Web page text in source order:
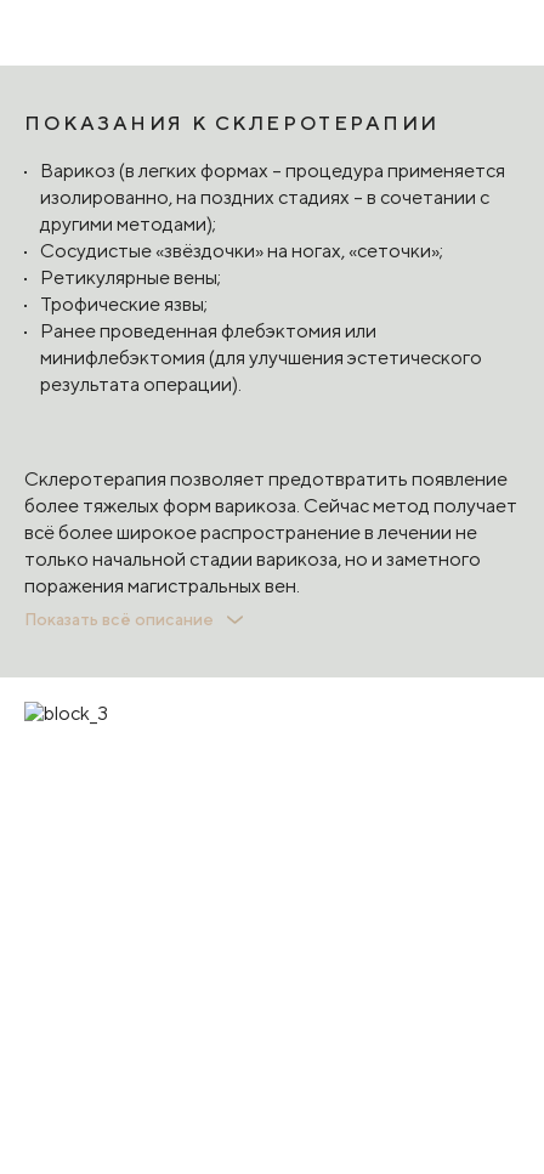
ПОКАЗАНИЯ К СКЛЕРОТЕРАПИИ
Варикоз (в легких формах – процедура применяется
изолированно, на поздних стадиях – в сочетании с
другими методами);
Сосудистые «звёздочки» на ногах, «сеточки»;
Ретикулярные вены;
Трофические язвы;
Ранее проведенная флебэктомия или
минифлебэктомия (для улучшения эстетического
результата операции).
Склеротерапия позволяет предотвратить появление
более тяжелых форм варикоза. Сейчас метод получает
всё более широкое распространение в лечении не
только начальной стадии варикоза, но и заметного
поражения магистральных вен.
ПРОТИВОПОКАЗАНИЯ
Склеротерапия не проводится в периоды обострения
хронических заболеваний, во время беременности, при
индивидуальной склонности к тромбозом и
Показать всё описание